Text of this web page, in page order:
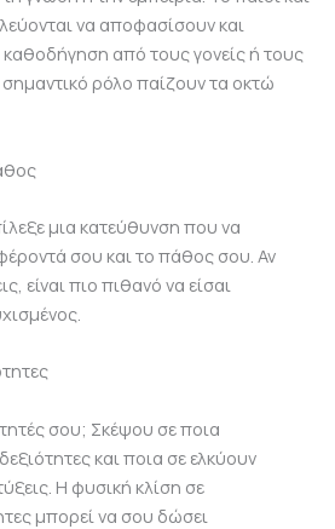
να αποφασίσουν και
από τους γονείς ή τους
ρόλο παίζουν τα οκτώ
μια κατεύθυνση που να
σου και το πάθος σου. Αν
είναι πιο πιθανό να είσαι
σου; Σκέψου σε ποια
και ποια σε ελκύουν
Η φυσική κλίση σε
μπορεί να σου δώσει